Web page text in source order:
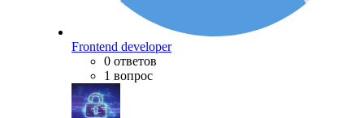
Frontend developer
0 ответов
1 вопрос